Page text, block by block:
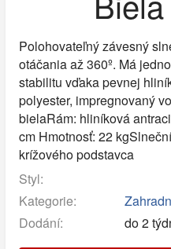
Polohovateľný závesný
otáčania až 360º. Má
stabilitu vďaka pevnej
polyester, impregnovaný
bielaRám: hliníková
cm Hmotnosť: 22
krížového podstavca
Styl:
Kategorie:
Dodání:
do 2